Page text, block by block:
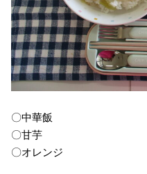
未就園児教室
課外授業
〇中華飯
〇甘芋
〇オレンジ